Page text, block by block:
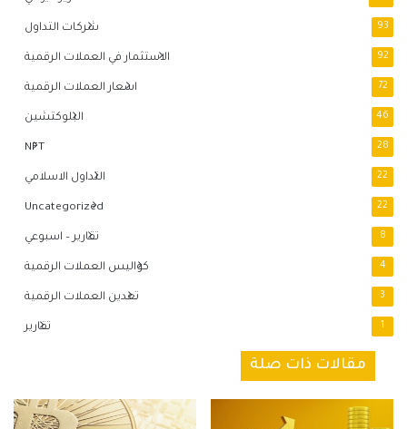
شركات التداول 93
الاستثمار في العملات الرقمية 92
اسعار العملات الرقمية 72
البلوكتشين 46
NFT 28
التداول الاسلامي 22
Uncategorized 22
تقارير – اسبوعي 8
كواليس العملات الرقمية 4
تعدين العملات الرقمية 3
تقارير 1
مقالات ذات صلة